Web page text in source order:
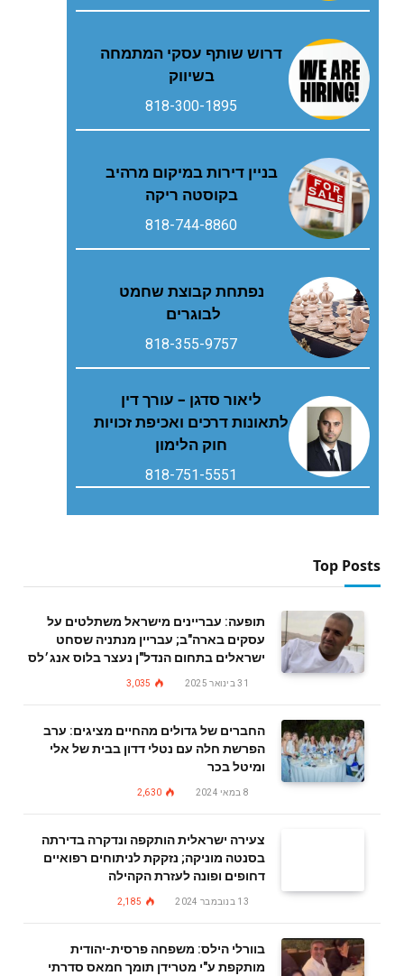
דרוש שותף עסקי המתמחה
בשיווק
818-300-1895
בניין דירות במיקום מרהיב
בקוסטה ריקה
818-744-8860
נפתחת קבוצת שחמט
לבוגרים
818-355-9757
ליאור סדגן – עורך דין
לתאונות דרכים ואכיפת זכויות
חוק הלימון
818-751-5551
Top Posts
תופעה: עבריינים מישראל משתלטים על
עסקים בארה"ב; עבריין מנתניה שסחט
ישראלים בתחום הנדל"ן נעצר בלוס אנג׳לס
31 בינואר 2025 3,035
החברים של גדולים מהחיים מציגים: ערב
הפרשת חלה עם נטלי דדון בבית של אלי
ומיטל בכר
8 במאי 2024 2,630
צעירה ישראלית הותקפה ונדקרה בדירתה
בסנטה מוניקה; נזקקת לניתוחים רפואיים
דחופים ופונה לעזרת הקהילה
13 בנובמבר 2024 2,185
בוורלי הילס: משפחה פרסית-יהודית
מותקפת ע"י מטרידן תומך חמאס סדרתי